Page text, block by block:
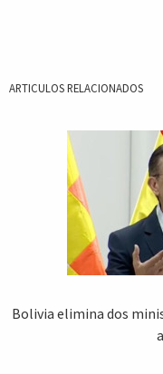
ARTICULOS RELACIONADOS
Bolivia elimina dos